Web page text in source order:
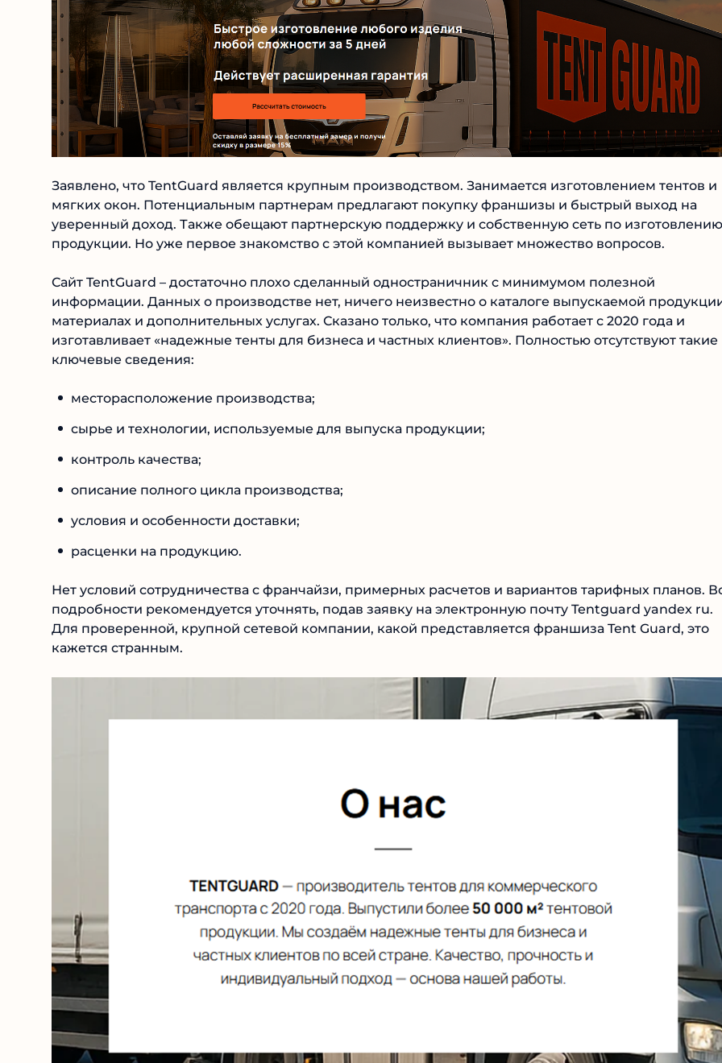
Заявлено, что TentGuard является крупным производством. Занимается изготовлением тентов и
мягких окон. Потенциальным партнерам предлагают покупку франшизы и быстрый выход на
уверенный доход. Также обещают партнерскую поддержку и собственную сеть по изготовлению
продукции. Но уже первое знакомство с этой компанией вызывает множество вопросов.
Сайт TentGuard – достаточно плохо сделанный одностраничник с минимумом полезной
информации. Данных о производстве нет, ничего неизвестно о каталоге выпускаемой
материалах и дополнительных услугах. Сказано только, что компания работает с 2020 года и
изготавливает «надежные тенты для бизнеса и частных клиентов». Полностью отсутствуют такие
ключевые сведения:
месторасположение производства;
сырье и технологии, используемые для выпуска продукции;
контроль качества;
описание полного цикла производства;
условия и особенности доставки;
расценки на продукцию.
Нет условий сотрудничества с франчайзи, примерных расчетов и вариантов тарифных планов.
Все подробности рекомендуется уточнять, подав заявку на электронную почту Tentguard yandex
ru. Для проверенной, крупной сетевой компании, какой представляется франшиза Tent Guard,
кажется странным.